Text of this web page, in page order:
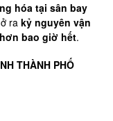
hóa tại sân bay
ra kỷ nguyên vận
bao giờ hết.
THÀNH PHỐ